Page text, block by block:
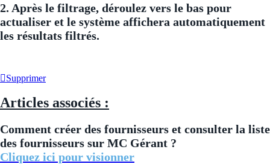
2. Après le filtrage, déroulez vers le bas pour
actualiser et le système affichera automatiquement
les résultats filtrés.
Supprimer
Articles associés :
Comment créer des fournisseurs et consulter la liste
des fournisseurs sur MC Gérant ?
Cliquez ici pour visionner